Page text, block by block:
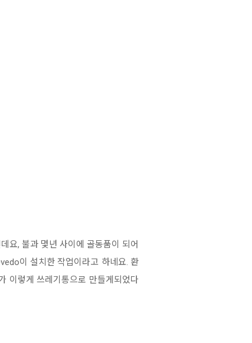
요, 불과 몇년 사이에 골동품이 되어
이 설치한 작업이라고 하네요. 환
이렇게 쓰레기통으로 만들게되었다